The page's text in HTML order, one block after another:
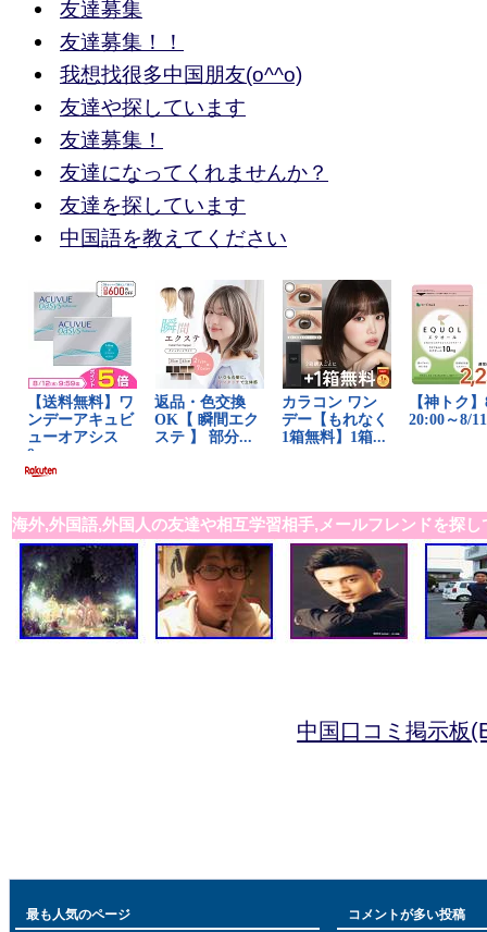
友達募集
友達募集！！
我想找很多中国朋友(o^^o)
友達や探しています
友達募集！
友達になってくれませんか？
友達を探しています
中国語を教えてください
海外,外国語,外国人の友達や相互学習相手,メールフレンドを探し
中国口コミ掲示板
最も人気のページ コメントが多い投稿